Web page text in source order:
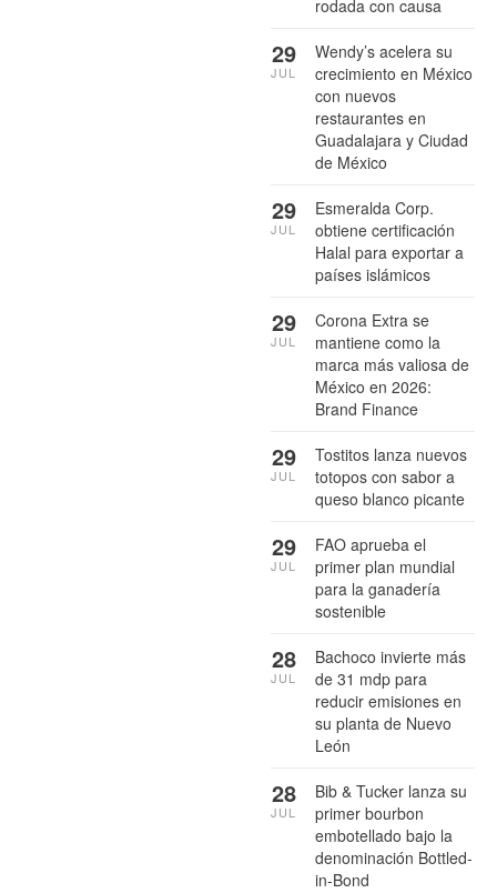
rodada con causa
Wendy’s acelera su
crecimiento en México
con nuevos
restaurantes en
Guadalajara y Ciudad
de México
29
JUL
Esmeralda Corp.
obtiene certificación
Halal para exportar a
países islámicos
29
JUL
Corona Extra se
mantiene como la
marca más valiosa de
México en 2026:
Brand Finance
29
JUL
Tostitos lanza nuevos
totopos con sabor a
queso blanco picante
29
JUL
FAO aprueba el
primer plan mundial
para la ganadería
sostenible
29
JUL
Bachoco invierte más
de 31 mdp para
reducir emisiones en
su planta de Nuevo
León
28
JUL
Bib & Tucker lanza su
primer bourbon
embotellado bajo la
denominación Bottled-
in-Bond
28
JUL